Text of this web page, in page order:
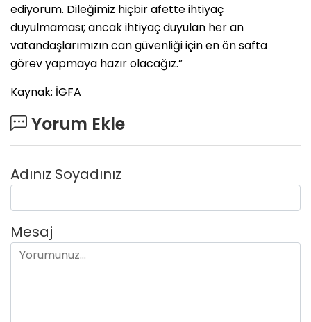
ediyorum. Dileğimiz hiçbir afette ihtiyaç
duyulmaması; ancak ihtiyaç duyulan her an
vatandaşlarımızın can güvenliği için en ön safta
görev yapmaya hazır olacağız.”
Kaynak: İGFA
Yorum Ekle
Adınız Soyadınız
Mesaj